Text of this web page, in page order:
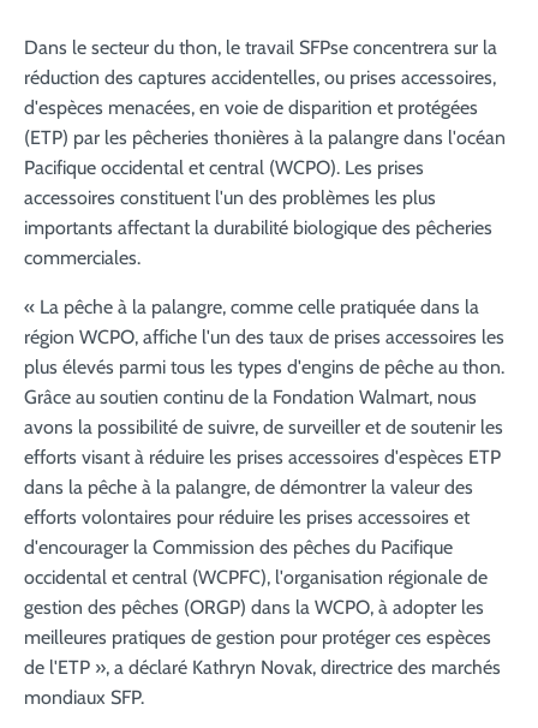
Dans le secteur du thon, le travail SFPse concentrera sur la
réduction des captures accidentelles, ou prises accessoires,
d'espèces menacées, en voie de disparition et protégées
(ETP) par les pêcheries thonières à la palangre dans l'océan
Pacifique occidental et central (WCPO). Les prises
accessoires constituent l'un des problèmes les plus
importants affectant la durabilité biologique des pêcheries
commerciales.
« La pêche à la palangre, comme celle pratiquée dans la
région WCPO, affiche l'un des taux de prises accessoires les
plus élevés parmi tous les types d'engins de pêche au thon.
Grâce au soutien continu de la Fondation Walmart, nous
avons la possibilité de suivre, de surveiller et de soutenir les
efforts visant à réduire les prises accessoires d'espèces ETP
dans la pêche à la palangre, de démontrer la valeur des
efforts volontaires pour réduire les prises accessoires et
d'encourager la Commission des pêches du Pacifique
occidental et central (WCPFC), l'organisation régionale de
gestion des pêches (ORGP) dans la WCPO, à adopter les
meilleures pratiques de gestion pour protéger ces espèces
de l'ETP », a déclaré Kathryn Novak, directrice des marchés
mondiaux SFP.